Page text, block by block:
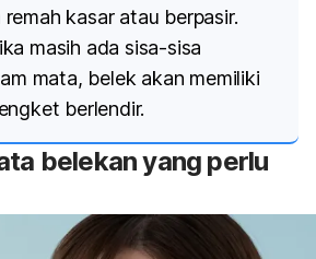
kasar atau berpasir.
masih ada sisa-sisa
mata, belek akan memiliki
berlendir.
belekan yang perlu